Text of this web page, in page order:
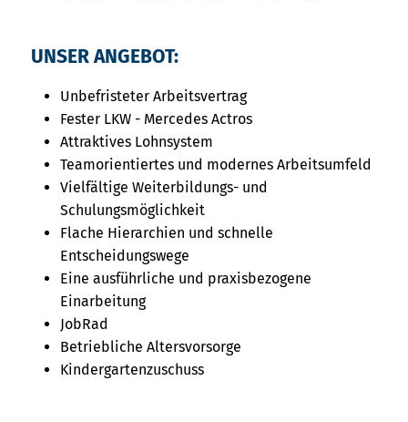
UNSER ANGEBOT:
Unbefristeter Arbeitsvertrag
Fester LKW - Mercedes Actros
Attraktives Lohnsystem
Teamorientiertes und modernes Arbeitsumfeld
Vielfältige Weiterbildungs- und
Schulungsmöglichkeit
Flache Hierarchien und schnelle
Entscheidungswege
Eine ausführliche und praxisbezogene
Einarbeitung
JobRad
Betriebliche Altersvorsorge
Kindergartenzuschuss